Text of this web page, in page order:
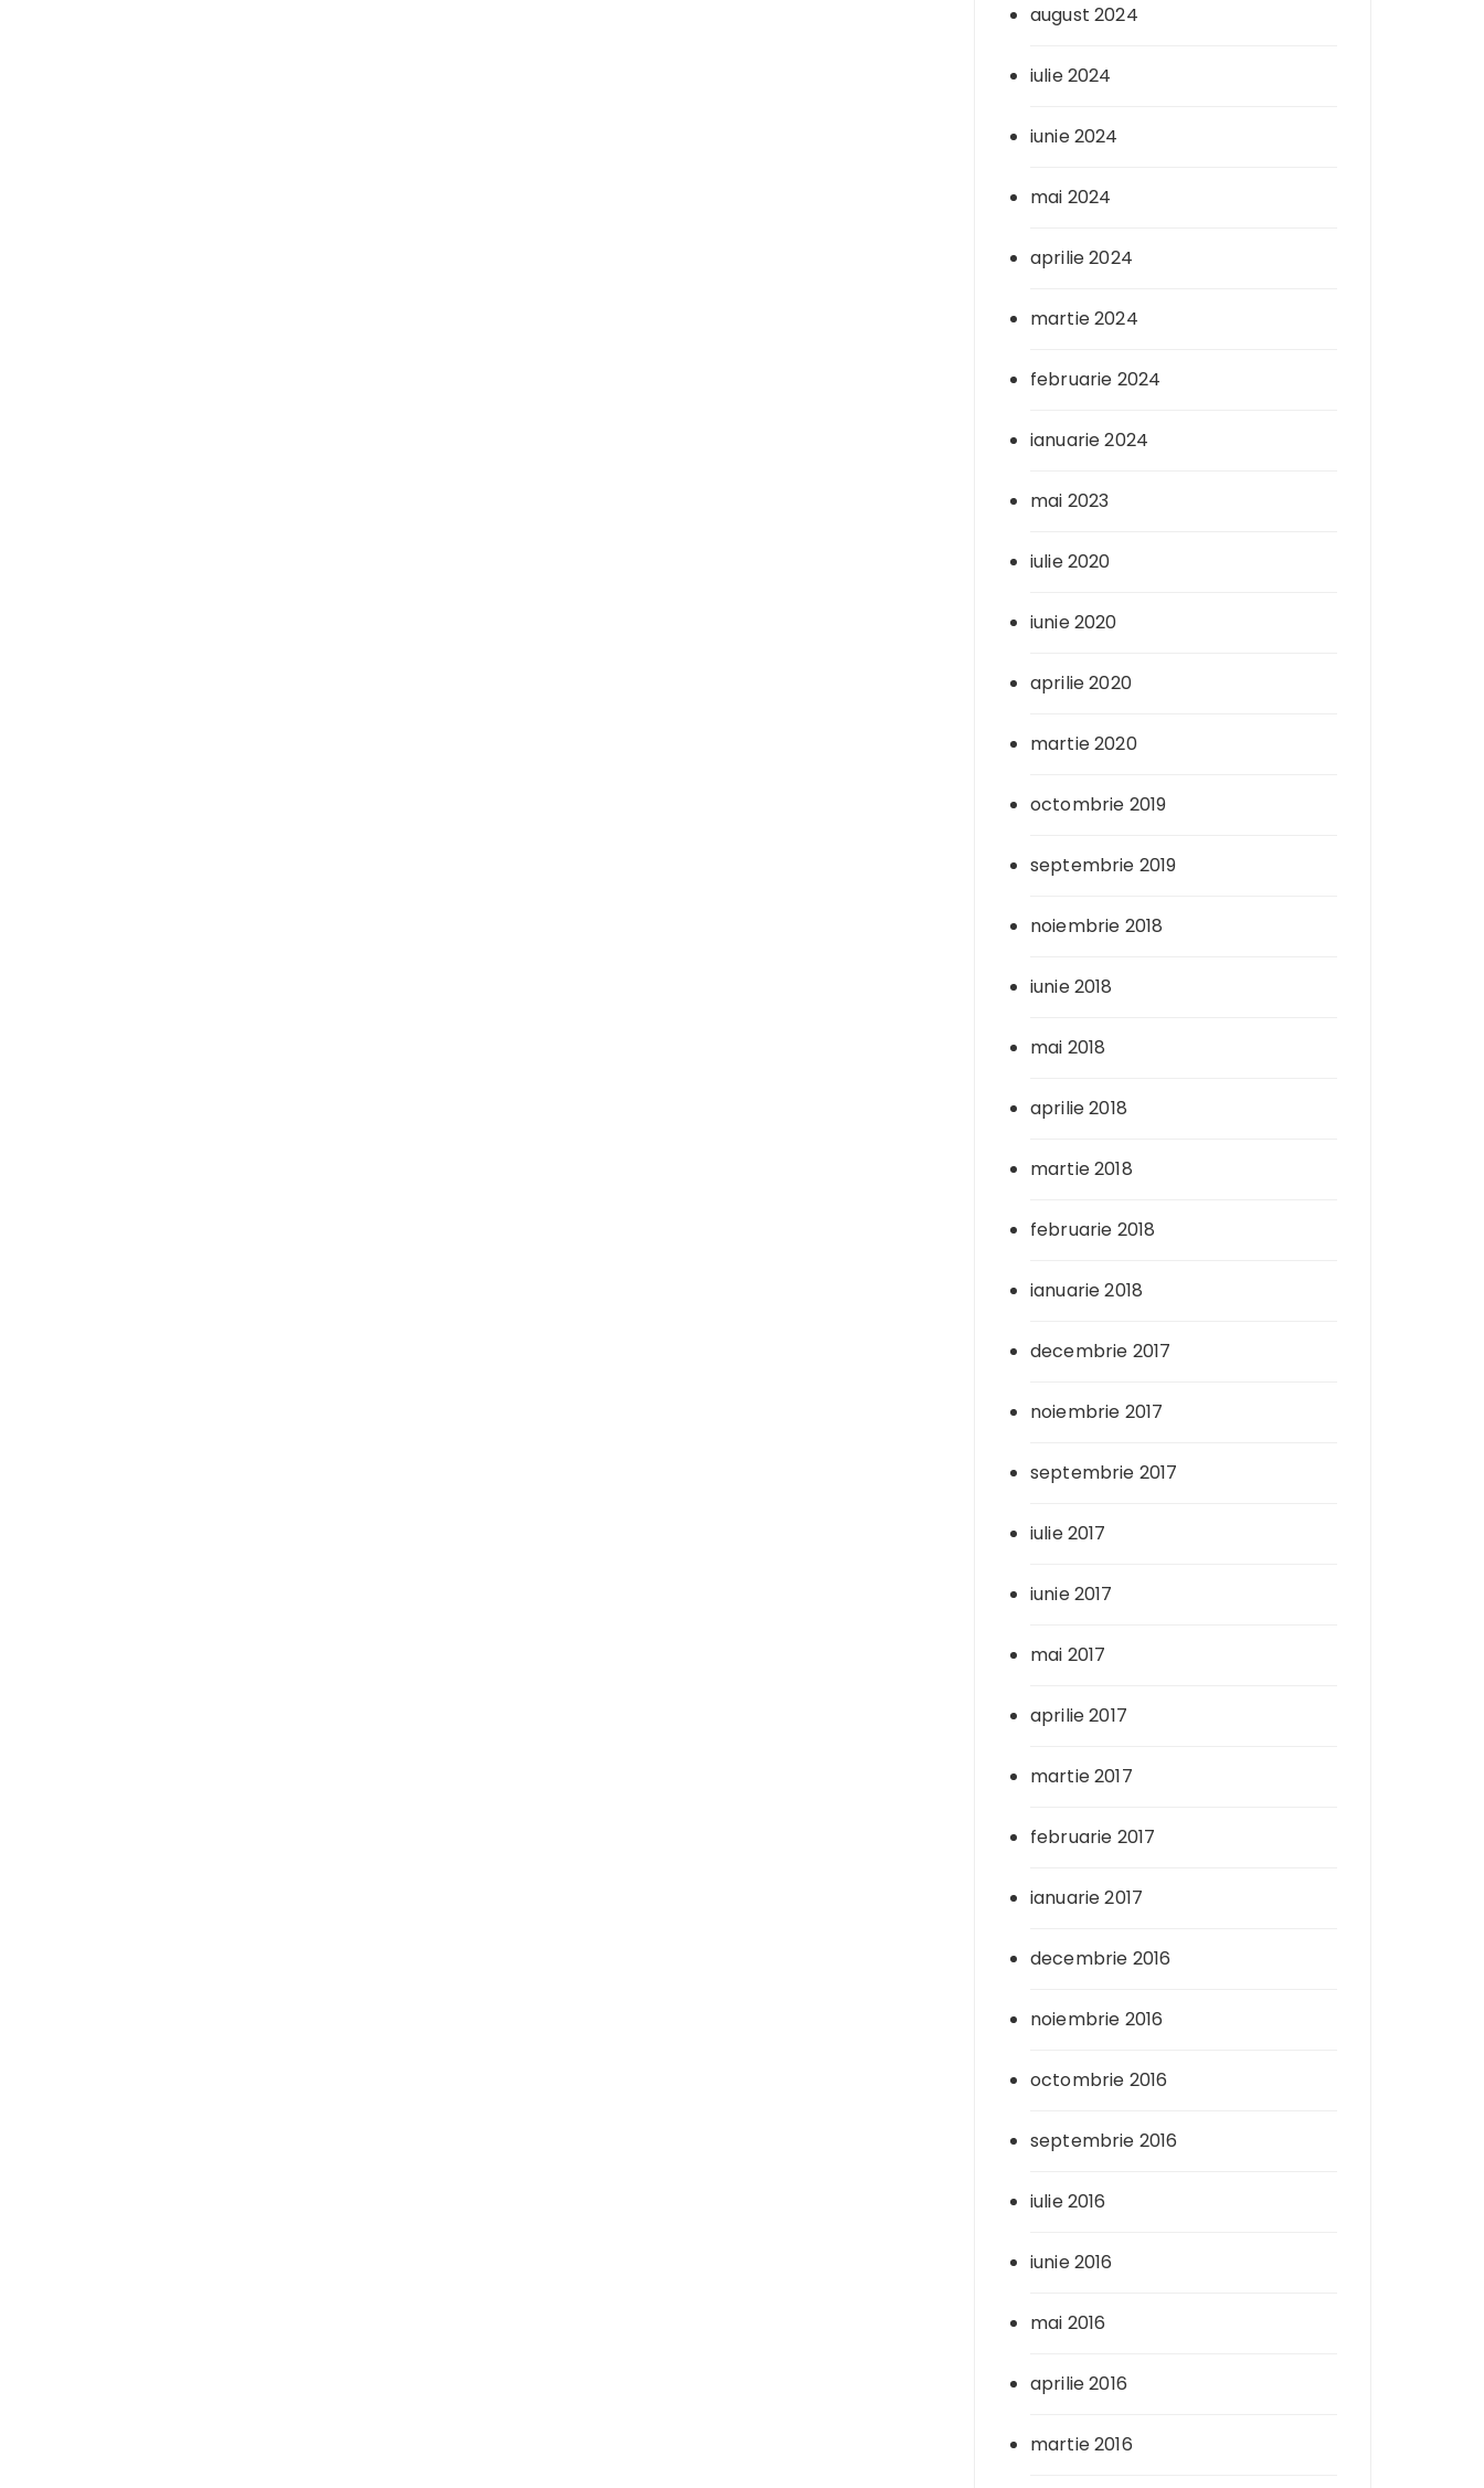
august 2024
iulie 2024
iunie 2024
mai 2024
aprilie 2024
martie 2024
februarie 2024
ianuarie 2024
mai 2023
iulie 2020
iunie 2020
aprilie 2020
martie 2020
octombrie 2019
septembrie 2019
noiembrie 2018
iunie 2018
mai 2018
aprilie 2018
martie 2018
februarie 2018
ianuarie 2018
decembrie 2017
noiembrie 2017
septembrie 2017
iulie 2017
iunie 2017
mai 2017
aprilie 2017
martie 2017
februarie 2017
ianuarie 2017
decembrie 2016
noiembrie 2016
octombrie 2016
septembrie 2016
iulie 2016
iunie 2016
mai 2016
aprilie 2016
martie 2016